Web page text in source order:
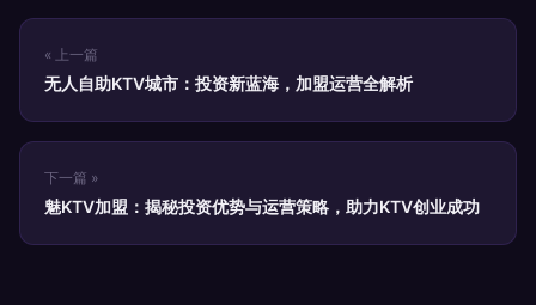
« 上一篇
无人自助KTV城市：投资新蓝海，加盟运营全解析
下一篇 »
魅KTV加盟：揭秘投资优势与运营策略，助力KTV创业成功